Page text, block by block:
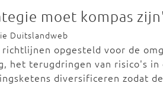
moet kompas zijn'
Duitslandweb
opgesteld voor de
het terugdringen van risico's
diversificeren zodat